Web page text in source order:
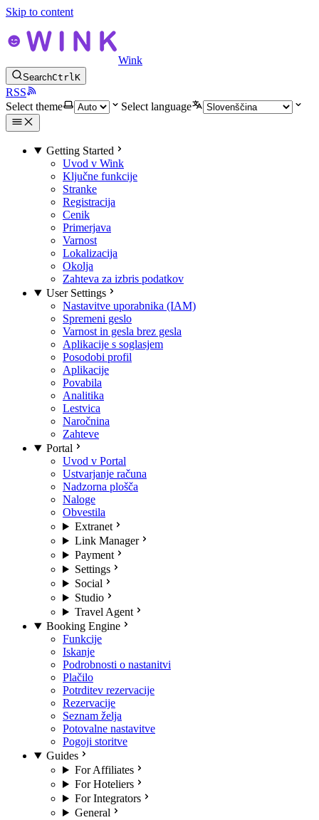
Skip to content
Wink
SearchCtrlK
RSS
Select theme
Select language
Getting Started
Uvod v Wink
Ključne funkcije
Stranke
Registracija
Cenik
Primerjava
Varnost
Lokalizacija
Okolja
Zahteva za izbris podatkov
User Settings
Nastavitve uporabnika (IAM)
Spremeni geslo
Varnost in gesla brez gesla
Aplikacije s soglasjem
Posodobi profil
Aplikacije
Povabila
Analitika
Lestvica
Naročnina
Zahteve
Portal
Uvod v Portal
Ustvarjanje računa
Nadzorna plošča
Naloge
Obvestila
Extranet
Link Manager
Payment
Settings
Social
Studio
Travel Agent
Booking Engine
Funkcije
Iskanje
Podrobnosti o nastanitvi
Plačilo
Potrditev rezervacije
Rezervacije
Seznam želja
Potovalne nastavitve
Pogoji storitve
Guides
For Affiliates
For Hoteliers
For Integrators
General